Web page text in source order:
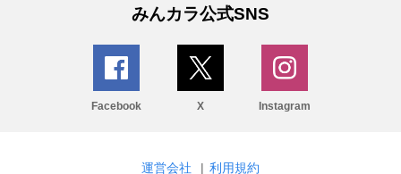
みんカラ公式SNS
Facebook X Instagram
運営会社 | 利用規約